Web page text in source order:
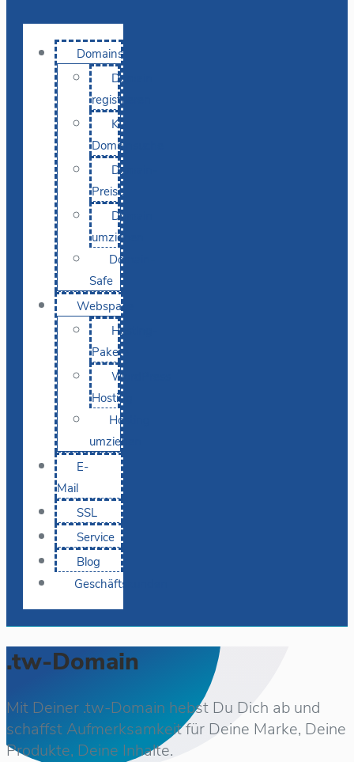
Domains
Domain
registrieren
KI-
Domainsuche
Domain-
Preise
Domain
umziehen
Domain-
Safe
Webspace
Hosting-
Pakete
WordPress
Hosting
Hosting
umziehen
E-
Mail
SSL
Service
Blog
Geschäftskunden
.tw-Domain
Mit Deiner .tw-Domain hebst Du Dich ab und
schaffst Aufmerksamkeit für Deine Marke, Deine
Produkte, Deine Inhalte.